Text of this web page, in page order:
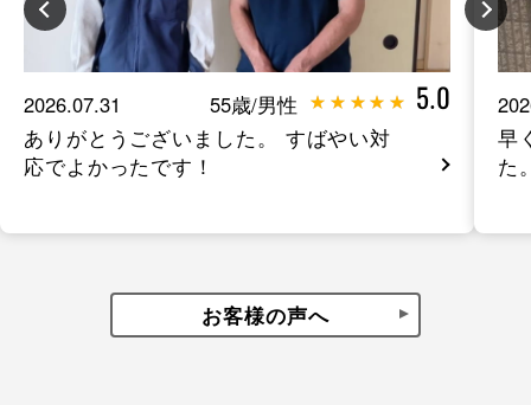
2026.07.31 55歳/男性 5.0
ありがとうございました。 すばやい対
応でよかったです！
早
た
お客様の声へ